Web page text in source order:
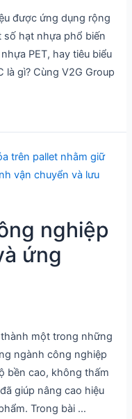
được ứng dụng rộng
số hạt nhựa phổ biến
PET, hay tiêu biểu
là gì? Cùng V2G Group
nghiệp
ứng
một trong những
ngành công nghiệp
bền cao, không thấm
giúp nâng cao hiệu
Trong bài …